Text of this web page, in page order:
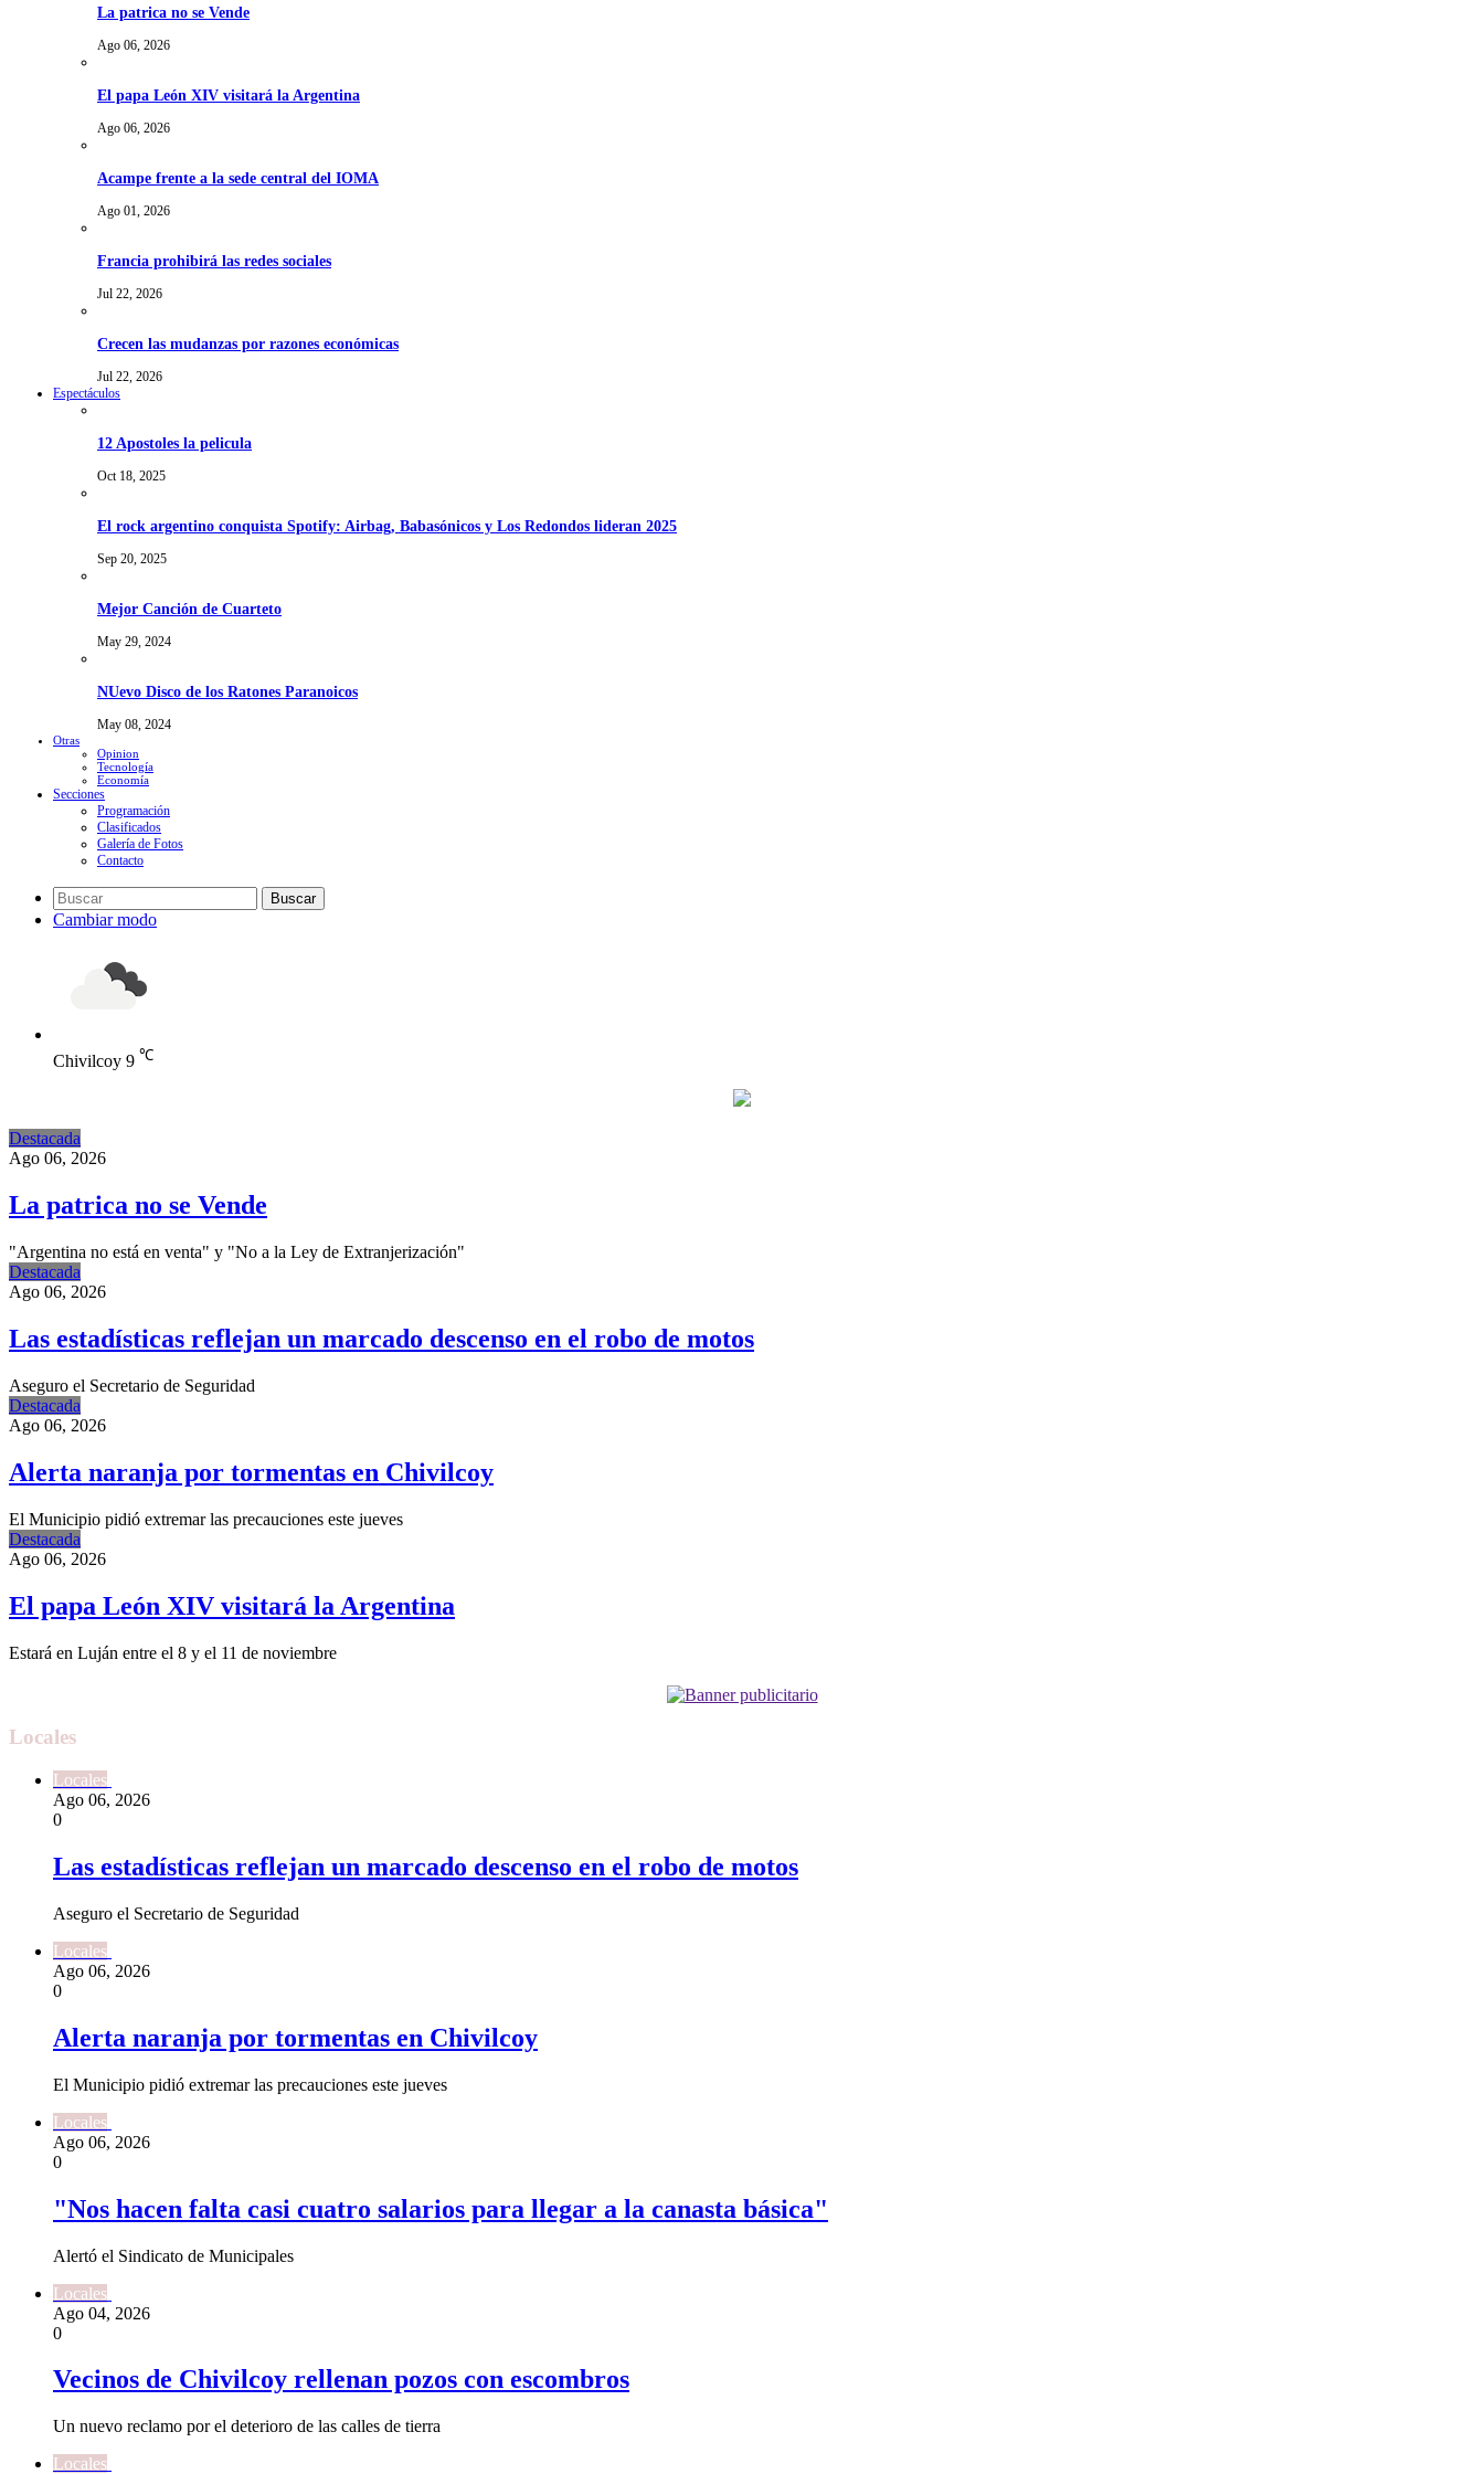
La patrica no se Vende
Ago 06, 2026
El papa León XIV visitará la Argentina
Ago 06, 2026
Acampe frente a la sede central del IOMA
Ago 01, 2026
Francia prohibirá las redes sociales
Jul 22, 2026
Crecen las mudanzas por razones económicas
Jul 22, 2026
Espectáculos
12 Apostoles la pelicula
Oct 18, 2025
El rock argentino conquista Spotify: Airbag, Babasónicos y Los Redondos lideran 2025
Sep 20, 2025
Mejor Canción de Cuarteto
May 29, 2024
NUevo Disco de los Ratones Paranoicos
May 08, 2024
Otras
Opinion
Tecnología
Economía
Secciones
Programación
Clasificados
Galería de Fotos
Contacto
Buscar
Cambiar modo
Chivilcoy 9 ℃
Destacada
Ago 06, 2026
La patrica no se Vende
"Argentina no está en venta" y "No a la Ley de Extranjerización"
Destacada
Ago 06, 2026
Las estadísticas reflejan un marcado descenso en el robo de motos
Aseguro el Secretario de Seguridad
Destacada
Ago 06, 2026
Alerta naranja por tormentas en Chivilcoy
El Municipio pidió extremar las precauciones este jueves
Destacada
Ago 06, 2026
El papa León XIV visitará la Argentina
Estará en Luján entre el 8 y el 11 de noviembre
Locales
Locales
Ago 06, 2026
0
Las estadísticas reflejan un marcado descenso en el robo de motos
Aseguro el Secretario de Seguridad
Locales
Ago 06, 2026
0
Alerta naranja por tormentas en Chivilcoy
El Municipio pidió extremar las precauciones este jueves
Locales
Ago 06, 2026
0
"Nos hacen falta casi cuatro salarios para llegar a la canasta básica"
Alertó el Sindicato de Municipales
Locales
Ago 04, 2026
0
Vecinos de Chivilcoy rellenan pozos con escombros
Un nuevo reclamo por el deterioro de las calles de tierra
Locales